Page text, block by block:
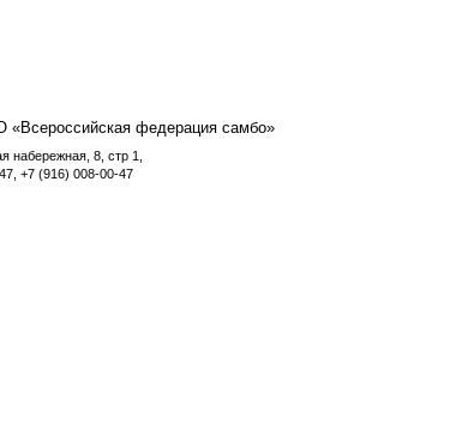
федерация самбо»
набережная, 8, стр 1,
+7 (916) 008-00-47